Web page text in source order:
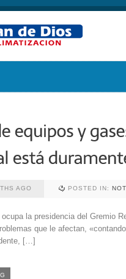
AGO POSTED IN:
la presidencia del Gremio
que le afectan,
[…]